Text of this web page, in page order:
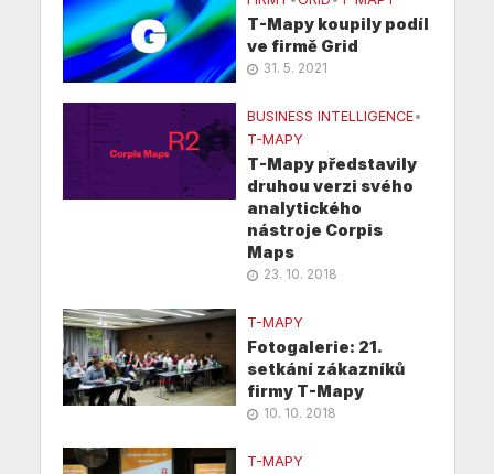
T-Mapy koupily podíl
ve firmě Grid
31. 5. 2021
BUSINESS INTELLIGENCE•
T-MAPY
T-Mapy představily
druhou verzi svého
analytického
nástroje Corpis
Maps
23. 10. 2018
T-MAPY
Fotogalerie: 21.
setkání zákazníků
firmy T-Mapy
10. 10. 2018
T-MAPY